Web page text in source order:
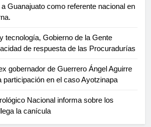
Guanajuato como referente nacional en
tecnología, Gobierno de la Gente
de respuesta de las Procuradurías
gobernador de Guerrero Ángel Aguirre
participación en el caso Ayotzinapa
Nacional informa sobre los
la canícula